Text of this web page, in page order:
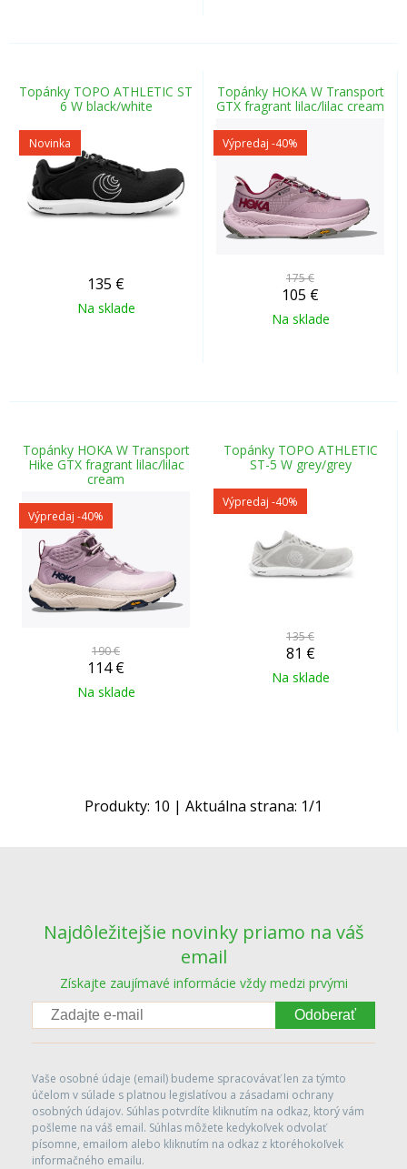
Topánky TOPO ATHLETIC ST
6 W black/white
Novinka
135 €
Na sklade
Topánky HOKA W Transport
GTX fragrant lilac/lilac cream
Výpredaj -40%
175 €
105 €
Na sklade
Topánky HOKA W Transport
Hike GTX fragrant lilac/lilac
cream
Výpredaj -40%
190 €
114 €
Na sklade
Topánky TOPO ATHLETIC
ST-5 W grey/grey
Výpredaj -40%
135 €
81 €
Na sklade
Produkty: 10 | Aktuálna strana: 1/1
Najdôležitejšie novinky priamo na váš
email
Získajte zaujímavé informácie vždy medzi prvými
Odoberať
Vaše osobné údaje (email) budeme spracovávať len za týmto
účelom v súlade s platnou legislatívou a zásadami ochrany
osobných údajov. Súhlas potvrdíte kliknutím na odkaz, ktorý vám
pošleme na váš email. Súhlas môžete kedykoľvek odvolať
písomne, emailom alebo kliknutím na odkaz z ktoréhokoľvek
informačného emailu.